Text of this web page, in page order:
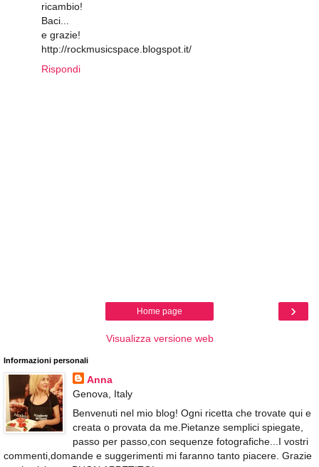
ricambio!
Baci...
e grazie!
http://rockmusicspace.blogspot.it/
Rispondi
›
Home page
Visualizza versione web
Informazioni personali
Anna
Genova, Italy
Benvenuti nel mio blog! Ogni ricetta che trovate qui e
creata o provata da me.Pietanze semplici spiegate,
passo per passo,con sequenze fotografiche...I vostri
commenti,domande e suggerimenti mi faranno tanto piacere. Grazie